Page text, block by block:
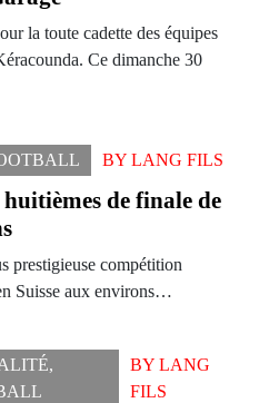
la toute cadette des équipes
Ce dimanche 30
BY LANG FILS
de finale de
prestigieuse compétition
Suisse aux environs…
,
BY LANG
FILS